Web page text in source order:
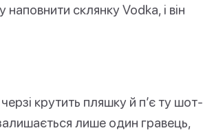
склянку Vodka, і він
крутить пляшку й п’є ту шот-
лише один гравець,